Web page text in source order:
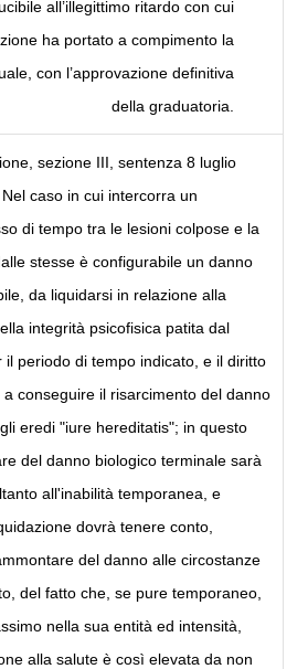
all’illegittimo ritardo con cui
ha portato a compimento la
con l’approvazione definitiva
della graduatoria.
sezione III, sentenza 8 luglio
caso in cui intercorra un
di tempo tra le lesioni colpose e la
stesse è configurabile un danno
da liquidarsi in relazione alla
integrità psicofisica patita dal
il periodo di tempo indicato, e il diritto
conseguire il risarcimento del danno
eredi "iure hereditatis"; in questo
del danno biologico terminale sarà
all'inabilità temporanea, e
dovrà tenere conto,
del danno alle circostanze
del fatto che, se pure temporaneo,
nella sua entità ed intensità,
alla salute è così elevata da non